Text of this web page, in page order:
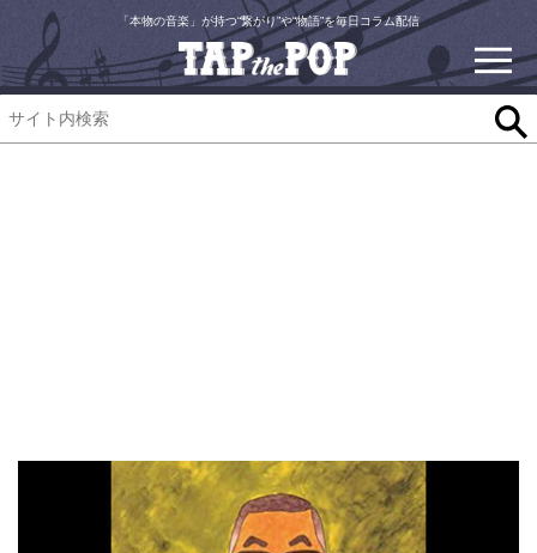
「本物の音楽」が持つ“繋がり”や“物語”を毎日コラム配信